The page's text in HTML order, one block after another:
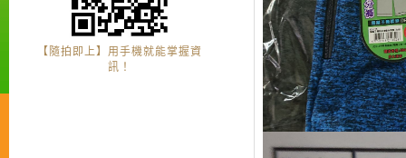
【隨拍即上】用手機就能掌握資
訊！